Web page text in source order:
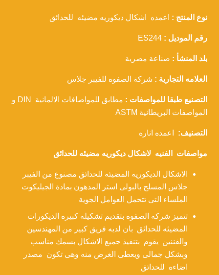
نوع المنتج : اعمده اشكال ديكوريه مضيئه للحدائق
رقم الموديل : ES244
بلد المنشأ : صناعة مصرية
العلامه التجارية : شركة الصفوه للفيبر جلاس
التصنيع طبقا للمواصفات :
مطابق للمواصافات الالمانية DIN و
المواصفات البريطانية ASTM
التصنيف: اعمده اناره
مواصفات الفنيه لاشكال ديكوريه مضيئه للحدائق
الاشكال الديكوريه المضيئه للحدائق مصنوع من الفيبر
جلاس المسلح بالبولى استر المدهون بمادة الجيليكوت
الملساء التى تتحمل العوامل الجوية
تتميز شركه الصفوه بتقديم تشكيله كبيره الديكورات
المضيئه للحدائق بان لديه فريق كبير من المهندسين
والفننين يقوم بتنفيذ جميع الاشكال بسمك مناسب
وبشكل جمالى ويعطى الغرض منه وهى تكون مصدر
اضاءه للحدائق